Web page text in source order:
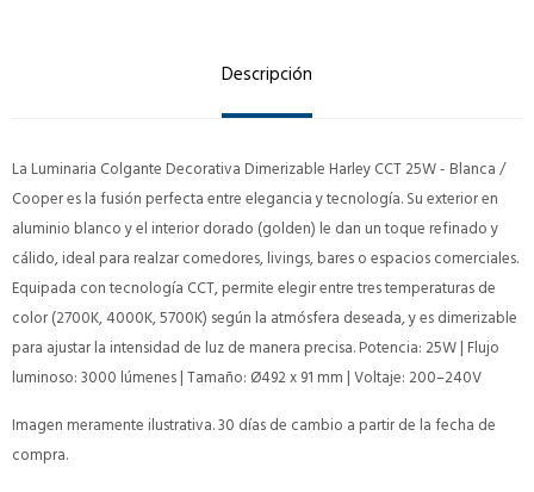
Descripción
La Luminaria Colgante Decorativa Dimerizable Harley CCT 25W - Blanca /
Cooper es la fusión perfecta entre elegancia y tecnología. Su exterior en
aluminio blanco y el interior dorado (golden) le dan un toque refinado y
cálido, ideal para realzar comedores, livings, bares o espacios comerciales.
Equipada con tecnología CCT, permite elegir entre tres temperaturas de
color (2700K, 4000K, 5700K) según la atmósfera deseada, y es dimerizable
para ajustar la intensidad de luz de manera precisa. Potencia: 25W | Flujo
luminoso: 3000 lúmenes | Tamaño: Ø492 x 91 mm | Voltaje: 200–240V
Imagen meramente ilustrativa. 30 días de cambio a partir de la fecha de
compra.